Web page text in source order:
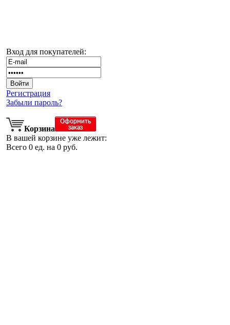
Вход для покупателей:
Регистрация
Забыли пароль?
Корзина
В вашей корзине уже лежит:
Всего 0 ед. на 0 руб.